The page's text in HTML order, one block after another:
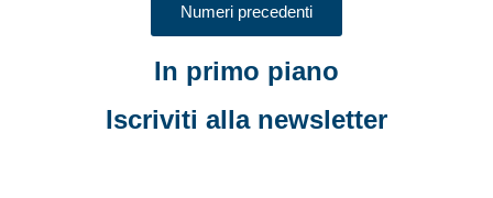
Numeri precedenti
In primo piano
Iscriviti alla newsletter